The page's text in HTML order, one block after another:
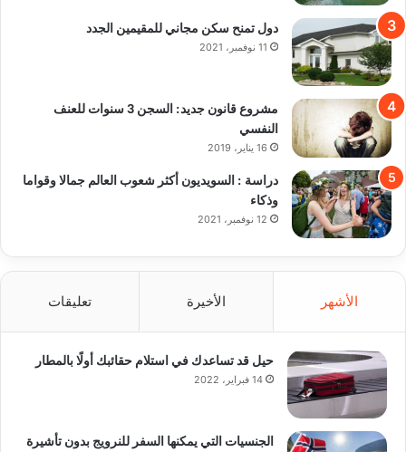
دول تمنح سكن مجاني للمقيمين الجدد
11 نوفمبر، 2021
مشروع قانون جديد: السجن 3 سنوات للعنف
النفسي
16 يناير، 2019
دراسة : السويديون أكثر شعوب العالم جمالا وقواما
وذكاء
12 نوفمبر، 2021
الأشهر الأخيرة تعليقات
حيل قد تساعدك في استلام حقائبك أولًا بالمطار
14 فبراير، 2022
الجنسيات التي يمكنها السفر للنرويج بدون تأشيرة